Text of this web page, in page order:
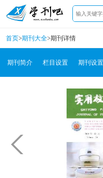
首页>期刊大全>期刊详情
期刊简介 栏目设置 期刊设置